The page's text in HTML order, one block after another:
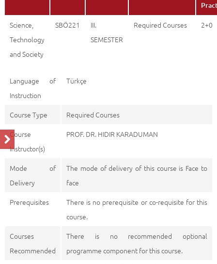
Science,
Technology
and Society
SBÖ221
III.
SEMESTER
Required Courses 2+0
Language of
Instruction
Türkçe
Course Type
Required Courses
Course
Instructor(s)
PROF. DR. HIDIR KARADUMAN
Mode of
Delivery
The mode of delivery of this course is Face to
face
Prerequisites
There is no prerequisite or co-requisite for this
course.
Courses
Recommended
There is no recommended optional
programme component for this course.